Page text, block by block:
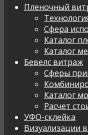
Пленочный
Сфера
Каталог
Каталог
Бевелс витраж
Сферы
Каталог
Расчет
УФО-склейка
Визуализации